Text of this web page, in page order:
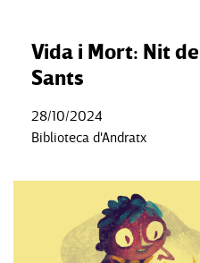
Vida i Mort: Nit
Sants
28/10/2024
Biblioteca d'Andratx